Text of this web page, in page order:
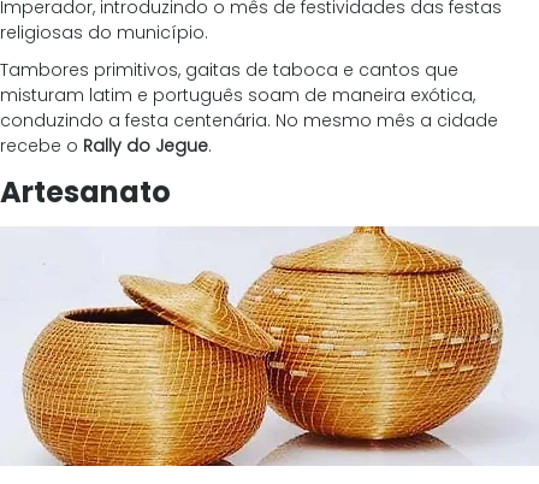
Imperador, introduzindo o mês de festividades das festas
religiosas do município.
Tambores primitivos, gaitas de taboca e cantos que
misturam latim e português soam de maneira exótica,
conduzindo a festa centenária. No mesmo mês a cidade
recebe o Rally do Jegue.
Artesanato